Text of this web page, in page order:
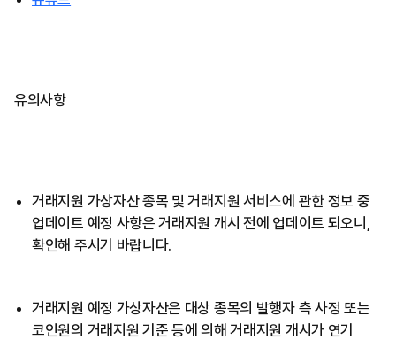
유의사항
거래지원 가상자산 종목 및 거래지원 서비스에 관한 정보 중
업데이트 예정 사항은 거래지원 개시 전에 업데이트 되오니,
확인해 주시기 바랍니다.
거래지원 예정 가상자산은 대상 종목의 발행자 측 사정 또는
코인원의 거래지원 기준 등에 의해 거래지원 개시가 연기